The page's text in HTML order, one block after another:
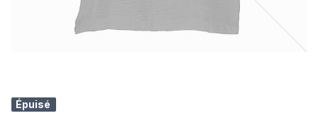
Épuisé